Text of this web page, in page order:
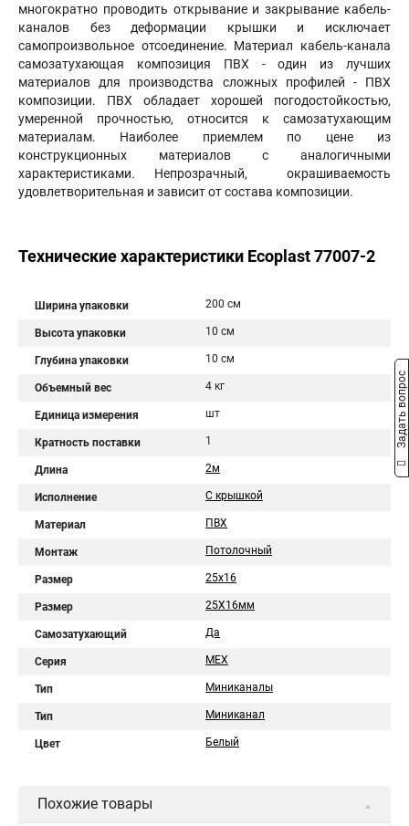
многократно проводить открывание и закрывание кабель-
каналов без деформации крышки и исключает
самопроизвольное отсоединение. Материал кабель-канала
самозатухающая композиция ПВХ - один из лучших
материалов для производства сложных профилей - ПВХ
композиции. ПВХ обладает хорошей погодостойкостью,
умеренной прочностью, относится к самозатухающим
материалам. Наиболее приемлем по цене из
конструкционных материалов с аналогичными
характеристиками. Непрозрачный, окрашиваемость
удовлетворительная и зависит от состава композиции.
Технические характеристики Ecoplast 77007-2
Ширина упаковки 200 см
Высота упаковки 10 см
Глубина упаковки 10 см
Объемный вес 4 кг
Единица измерения шт
Кратность поставки 1
Длина 2м
Исполнение С крышкой
Материал ПВХ
Монтаж Потолочный
Размер 25х16
Размер 25Х16мм
Самозатухающий Да
Серия MEX
Тип Миниканалы
Тип Миниканал
Цвет Белый
Похожие товары
Задать вопрос